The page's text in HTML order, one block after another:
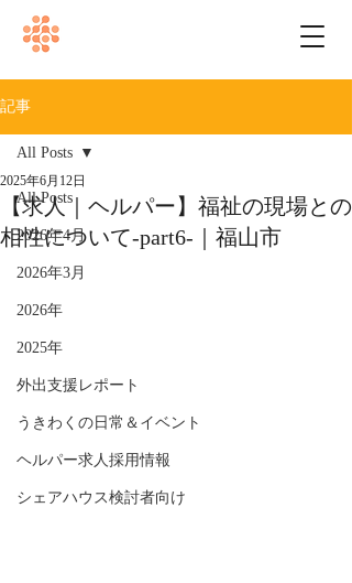
記事
All Posts
2026年4月
2026年3月
2026年
2025年
外出支援レポート
うきわくの日常＆イベント
ヘルパー求人採用情報
シェアハウス検討者向け
All Posts
【求人｜ヘルパー】福祉の現場との
相性について-part6-｜福山市
2025年6月12日